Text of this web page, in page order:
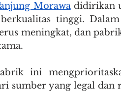
Morawa didirikan
tinggi.
meningkat, dan
ini
sumber yang legal